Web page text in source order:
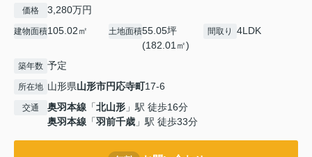
価格 3,280万円
建物面積105.02㎡ 土地面積55.05坪
(182.01㎡)
間取り 4LDK
築年数 予定
所在地 山形県山形市円応寺町17-6
交通 奥羽本線 「北山形 」駅 徒歩16分
奥羽本線 「羽前千歳 」駅 徒歩33分